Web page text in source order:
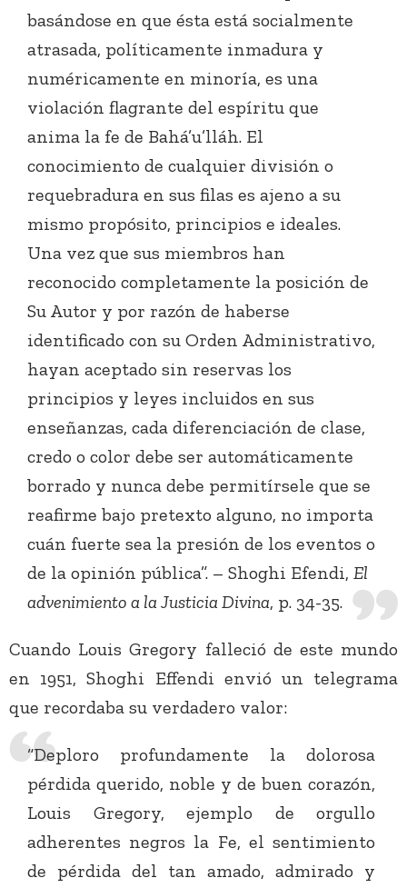
basándose en que ésta está socialmente
atrasada, políticamente inmadura y
numéricamente en minoría, es una
violación flagrante del espíritu que
anima la fe de Bahá’u’lláh. El
conocimiento de cualquier división o
requebradura en sus filas es ajeno a su
mismo propósito, principios e ideales.
Una vez que sus miembros han
reconocido completamente la posición de
Su Autor y por razón de haberse
identificado con su Orden Administrativo,
hayan aceptado sin reservas los
principios y leyes incluidos en sus
enseñanzas, cada diferenciación de clase,
credo o color debe ser automáticamente
borrado y nunca debe permitírsele que se
reafirme bajo pretexto alguno, no importa
cuán fuerte sea la presión de los eventos o
de la opinión pública”. – Shoghi Efendi, El
advenimiento a la Justicia Divina, p. 34-35.
Cuando Louis Gregory falleció de este mundo
en 1951, Shoghi Effendi envió un telegrama
que recordaba su verdadero valor:
“Deploro profundamente la dolorosa
pérdida querido, noble y de buen corazón,
Louis Gregory, ejemplo de orgullo
adherentes negros la Fe, el sentimiento
de pérdida del tan amado, admirado y